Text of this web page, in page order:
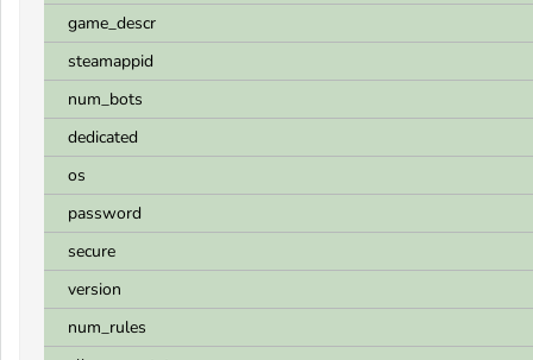
game_descr
steamappid
num_bots
dedicated
os
password
secure
version
num_rules